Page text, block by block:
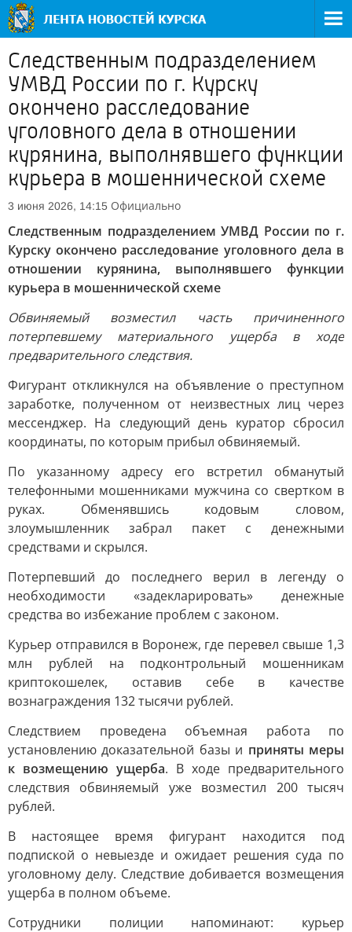
Следственным подразделением
УМВД России по г. Курску
окончено расследование
уголовного дела в отношении
курянина, выполнявшего функции
курьера в мошеннической схеме
3 июня 2026, 14:15 Официально
Следственным подразделением УМВД России по г.
Курску окончено расследование уголовного дела в
отношении курянина, выполнявшего функции
курьера в мошеннической схеме
Обвиняемый возместил часть причиненного
потерпевшему материального ущерба в ходе
предварительного следствия.
Фигурант откликнулся на объявление о преступном
заработке, полученном от неизвестных лиц через
мессенджер. На следующий день куратор сбросил
координаты, по которым прибыл обвиняемый.
По указанному адресу его встретил обманутый
телефонными мошенниками мужчина со свертком в
руках. Обменявшись кодовым словом,
злоумышленник забрал пакет с денежными
средствами и скрылся.
Потерпевший до последнего верил в легенду о
необходимости «задекларировать» денежные
средства во избежание проблем с законом.
Курьер отправился в Воронеж, где перевел свыше 1,3
млн рублей на подконтрольный мошенникам
криптокошелек, оставив себе в качестве
вознаграждения 132 тысячи рублей.
Следствием проведена объемная работа по
установлению доказательной базы и приняты меры
к возмещению ущерба. В ходе предварительного
следствия обвиняемый уже возместил 200 тысяч
рублей.
В настоящее время фигурант находится под
подпиской о невыезде и ожидает решения суда по
уголовному делу. Следствие добивается возмещения
ущерба в полном объеме.
Сотрудники полиции напоминают: курьер